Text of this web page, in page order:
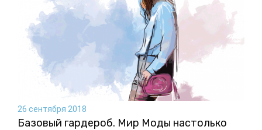
26 сентября 2018
Базовый гардероб. Мир Моды настолько